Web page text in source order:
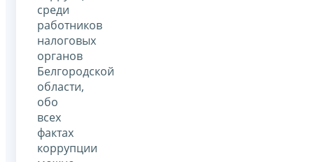
среди
работников
налоговых
органов
Белгородской
области,
обо
всех
фактах
коррупции